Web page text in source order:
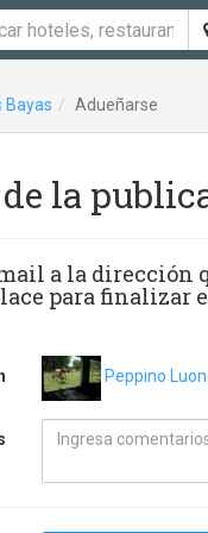
Bayas Adueñarse
la
a la dirección
para finalizar
Peppino